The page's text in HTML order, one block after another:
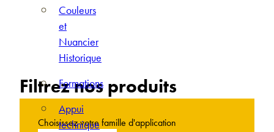
Couleurs
et
Nuancier
Historique
Formations
Appui
technique
Filtrez nos produits
Choisissez votre famille d'application